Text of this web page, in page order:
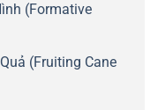
(Formative
(Fruiting Cane